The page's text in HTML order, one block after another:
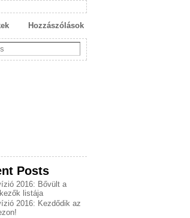
Hozzászólások
Posts
2016: Bővült a
listája
2016: Kezdődik az